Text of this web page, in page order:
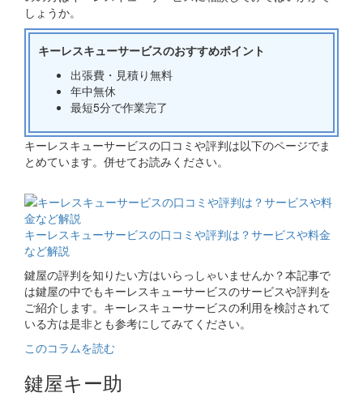
しょうか。
キーレスキューサービスのおすすめポイント
出張費・見積り無料
年中無休
最短5分で作業完了
キーレスキューサービスの口コミや評判は以下のページでま
とめています。併せてお読みください。
キーレスキューサービスの口コミや評判は？サービスや料金
など解説
鍵屋の評判を知りたい方はいらっしゃいませんか？本記事で
は鍵屋の中でもキーレスキューサービスのサービスや評判を
ご紹介します。キーレスキューサービスの利用を検討されて
いる方は是非とも参考にしてみてください。
このコラムを読む
鍵屋キー助